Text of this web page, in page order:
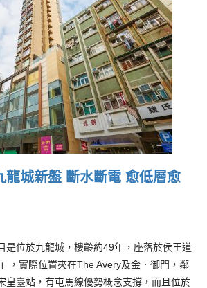
龍城新盤 斷水斷電 愈低層愈
是位於九龍城，樓齡約49年，座落於侯王道
，實際位置夾在The Avery及金．御門，鄰
皇臺站，有屯馬線優勢概念支撐，而且位於